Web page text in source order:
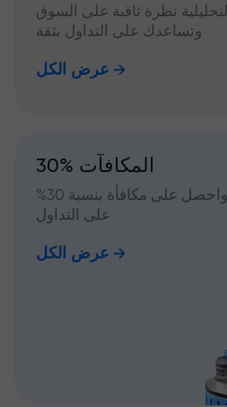
نظرة ثاقبة على السوق
وتساعدك على التداول بثقة
عرض الكل
30% المكافآت
قم بشحن حسابك واحصل على مكافأة بنسبة 30%
على التداول
عرض الكل